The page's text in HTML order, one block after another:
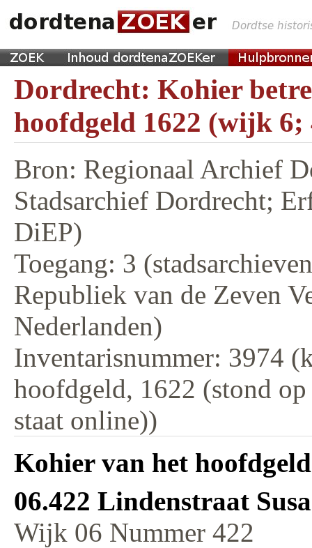
Dordrecht: Kohier
hoofdgeld 1622 (wijk 6;
Bron: Regionaal Archief
Stadsarchief Dordrecht;
DiEP)
Toegang: 3
Republiek van de Zeven
Nederlanden)
Inventarisnummer: 3974
hoofdgeld, 1622 (stond
staat online))
Kohier van het
06.422 Lindenstraat
Wijk 06 Nummer 422